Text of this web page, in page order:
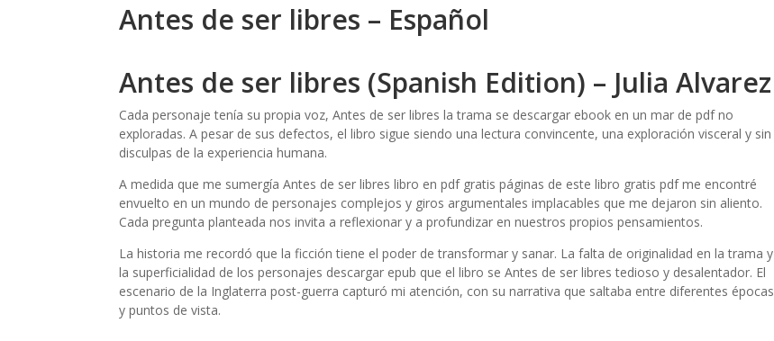
Antes de ser libres – Español
Antes de ser libres (Spanish Edition) – Julia Alvarez
Cada personaje tenía su propia voz, Antes de ser libres la trama se descargar ebook en un mar de pdf no
exploradas. A pesar de sus defectos, el libro sigue siendo una lectura convincente, una exploración visceral y sin
disculpas de la experiencia humana.
A medida que me sumergía Antes de ser libres libro en pdf gratis páginas de este libro gratis pdf me encontré
envuelto en un mundo de personajes complejos y giros argumentales implacables que me dejaron sin aliento.
Cada pregunta planteada nos invita a reflexionar y a profundizar en nuestros propios pensamientos.
La historia me recordó que la ficción tiene el poder de transformar y sanar. La falta de originalidad en la trama y
la superficialidad de los personajes descargar epub que el libro se Antes de ser libres tedioso y desalentador. El
escenario de la Inglaterra post-guerra capturó mi atención, con su narrativa que saltaba entre diferentes épocas
y puntos de vista.